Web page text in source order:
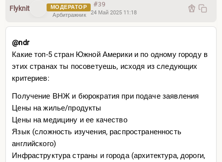
Эмоционально — представьте что с вас сбросили 20
лет. Ни ссаных путиных крымов воен ни-че-го. Они
беззаботно, когда-то. Футбол, барбекю, путешествия.
Никто не перерабывает, все очень общительные и
дружелюбные
Вот это чувство тут все улавливают мгновенно и
остаются ради него. Остальные все нюансы познаются
в процессе
Нюансы какие надо спрашивайте
Flyknit
МОДЕРАТОР
Арбитражник
#39
24 Май 2025 11:18
@ndr
Какие топ-5 стран Южной Америки и по одному городу в
этих странах ты посоветуешь, исходя из следующих
критериев:
Получение ВНЖ и бюрократия при подаче заявления
Цены на жилье/продукты
Цены на медицину и ее качество
Язык (сложность изучения, распространенность
английского)
Инфраструктура страны и города (архитектура, дороги,